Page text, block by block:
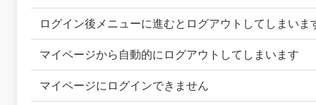
ログイン後メニューに進むとログアウトしてしまいま
マイページから自動的にログアウトしてしまいます
マイページにログインできません